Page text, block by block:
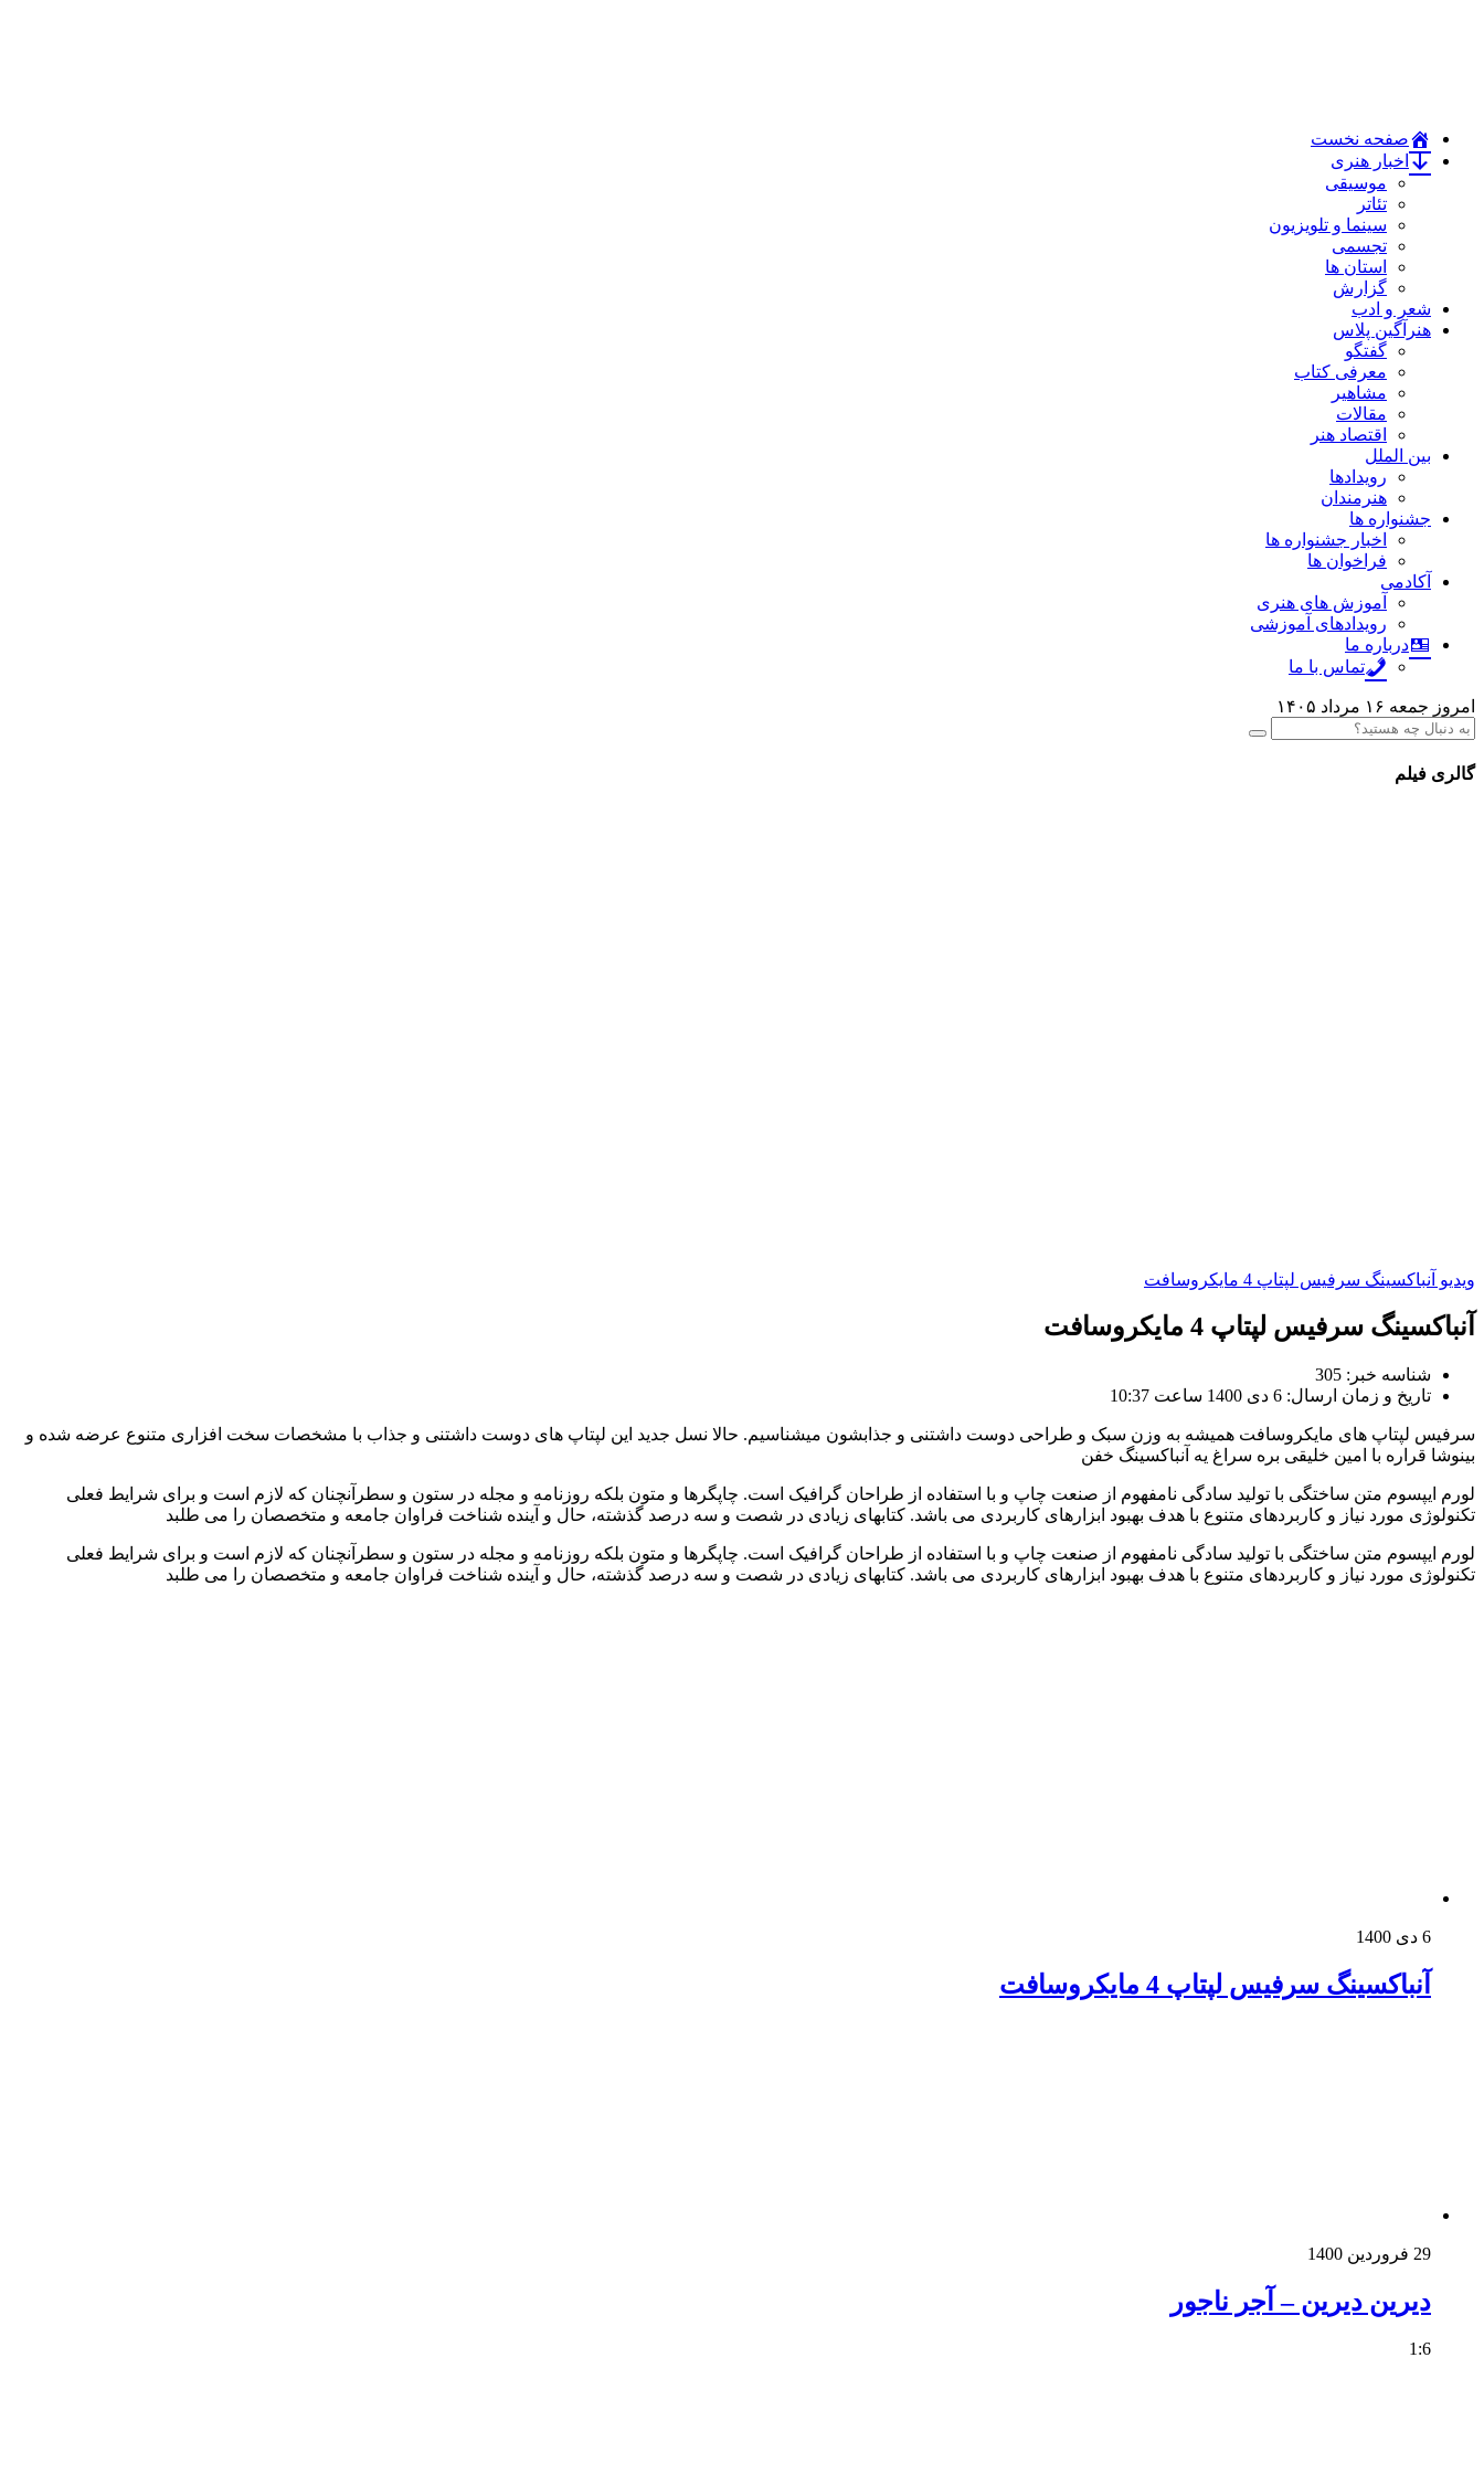
صفحه نخست
اخبار هنری
موسیقی
تئاتر
سینما و تلویزیون
تجسمی
استان ها
گزارش
شعر و ادب
هنرآگین پلاس
گفتگو
معرفی کتاب
مشاهیر
مقالات
اقتصاد هنر
بین الملل
رویدادها
هنرمندان
جشنواره ها
اخبار جشنواره ها
فراخوان ها
آکادمی
آموزش های هنری
رویدادهای آموزشی
درباره ما
تماس با ما
امروز جمعه ۱۶ مرداد ۱۴۰۵
گالری فیلم
ویدیو آنباکسینگ سرفیس لپتاپ 4 مایکروسافت
آنباکسینگ سرفیس لپتاپ 4 مایکروسافت
شناسه خبر: 305
تاریخ و زمان ارسال: 6 دی 1400 ساعت 10:37
سرفیس لپتاپ های مایکروسافت همیشه به وزن سبک و طراحی دوست داشتنی و جذابشون میشناسیم. حالا نسل جدید این لپتاپ های دوست داشتنی و جذاب با مشخصات سخت افزاری متنوع عرضه شده و
بینوشا قراره با امین خلیقی بره سراغ یه آنباکسینگ خفن
لورم ایپسوم متن ساختگی با تولید سادگی نامفهوم از صنعت چاپ و با استفاده از طراحان گرافیک است. چاپگرها و متون بلکه روزنامه و مجله در ستون و سطرآنچنان که لازم است و برای شرایط فعلی
تکنولوژی مورد نیاز و کاربردهای متنوع با هدف بهبود ابزارهای کاربردی می باشد. کتابهای زیادی در شصت و سه درصد گذشته، حال و آینده شناخت فراوان جامعه و متخصصان را می طلبد
لورم ایپسوم متن ساختگی با تولید سادگی نامفهوم از صنعت چاپ و با استفاده از طراحان گرافیک است. چاپگرها و متون بلکه روزنامه و مجله در ستون و سطرآنچنان که لازم است و برای شرایط فعلی
تکنولوژی مورد نیاز و کاربردهای متنوع با هدف بهبود ابزارهای کاربردی می باشد. کتابهای زیادی در شصت و سه درصد گذشته، حال و آینده شناخت فراوان جامعه و متخصصان را می طلبد
6 دی 1400
آنباکسینگ سرفیس لپتاپ 4 مایکروسافت
29 فروردین 1400
دیرین دیرین – آجر ناجور
1:6